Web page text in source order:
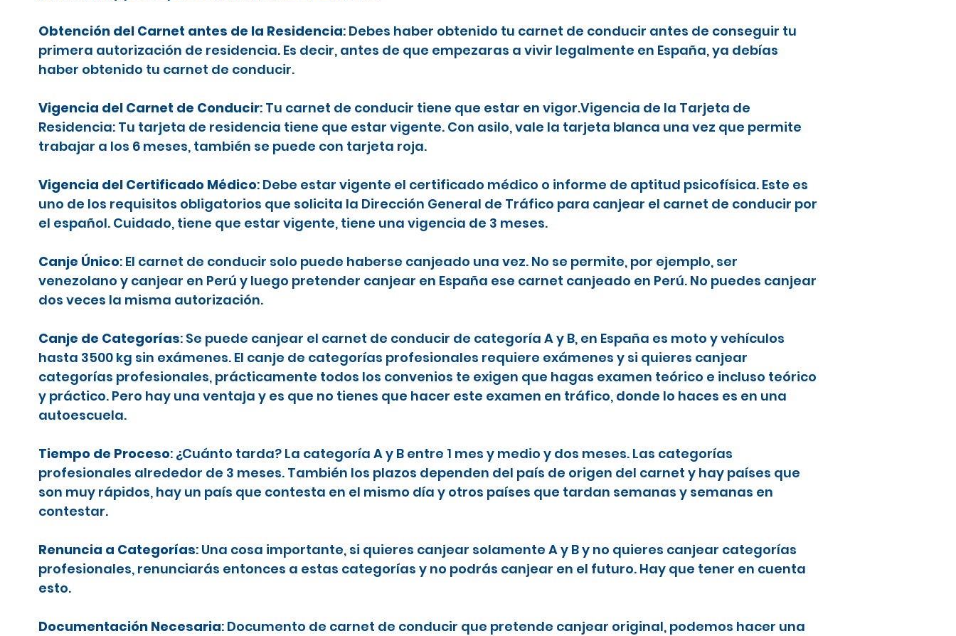
Obtención del Carnet antes de la Residencia: Debes haber obtenido tu carnet de conducir antes de conseguir tu
primera autorización de residencia. Es decir, antes de que empezaras a vivir legalmente en España, ya debías
haber obtenido tu carnet de conducir.
Vigencia del Carnet de Conducir: Tu carnet de conducir tiene que estar en vigor.Vigencia de la Tarjeta de
Residencia: Tu tarjeta de residencia tiene que estar vigente. Con asilo, vale la tarjeta blanca una vez que permite
trabajar a los 6 meses, también se puede con tarjeta roja.
Vigencia del Certificado Médico: Debe estar vigente el certificado médico o informe de aptitud psicofísica. Este es
uno de los requisitos obligatorios que solicita la Dirección General de Tráfico para canjear el carnet de conducir por
el español. Cuidado, tiene que estar vigente, tiene una vigencia de 3 meses.
Canje Único: El carnet de conducir solo puede haberse canjeado una vez. No se permite, por ejemplo, ser
venezolano y canjear en Perú y luego pretender canjear en España ese carnet canjeado en Perú. No puedes canjear
dos veces la misma autorización.
Canje de Categorías: Se puede canjear el carnet de conducir de categoría A y B, en España es moto y vehículos
hasta 3500 kg sin exámenes. El canje de categorías profesionales requiere exámenes y si quieres canjear
categorías profesionales, prácticamente todos los convenios te exigen que hagas examen teórico e incluso teórico
y práctico. Pero hay una ventaja y es que no tienes que hacer este examen en tráfico, donde lo haces es en una
autoescuela.
Tiempo de Proceso: ¿Cuánto tarda? La categoría A y B entre 1 mes y medio y dos meses. Las categorías
profesionales alrededor de 3 meses. También los plazos dependen del país de origen del carnet y hay países que
son muy rápidos, hay un país que contesta en el mismo día y otros países que tardan semanas y semanas en
contestar.
Renuncia a Categorías: Una cosa importante, si quieres canjear solamente A y B y no quieres canjear categorías
profesionales, renunciarás entonces a estas categorías y no podrás canjear en el futuro. Hay que tener en cuenta
esto.
Documentación Necesaria: Documento de carnet de conducir que pretende canjear original, podemos hacer una